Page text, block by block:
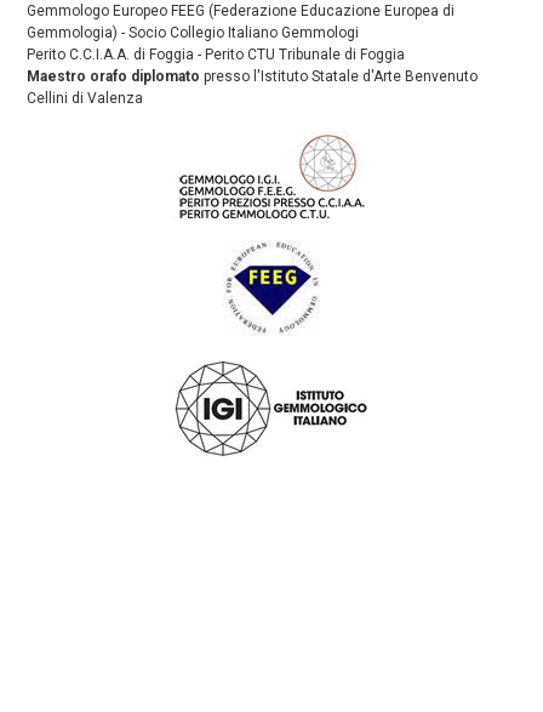
Gemmologo Europeo FEEG (Federazione Educazione Europea di
Gemmologia) - Socio Collegio Italiano Gemmologi
Perito C.C.I.A.A. di Foggia - Perito CTU Tribunale di Foggia
Maestro orafo diplomato presso l'Istituto Statale d'Arte Benvenuto
Cellini di Valenza